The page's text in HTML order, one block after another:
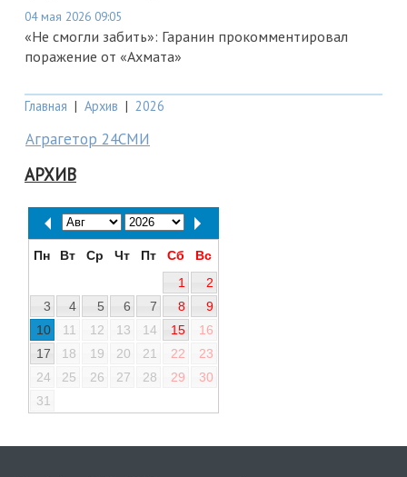
04 мая 2026 09:05
«Не смогли забить»: Гаранин прокомментировал
поражение от «Ахмата»
Главная | Архив | 2026
Аграгетор 24СМИ
АРХИВ
Пн Вт Ср Чт Пт Сб
Вс
1
2
3
4 5 6 7 8
9
10
11 12 13 14 15
16
17
18 19 20 21 22
23
24
25 26 27 28 29
30
31